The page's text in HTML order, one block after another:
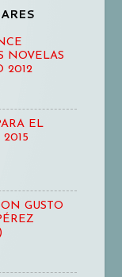
NOVELAS
2012
EL
GUSTO